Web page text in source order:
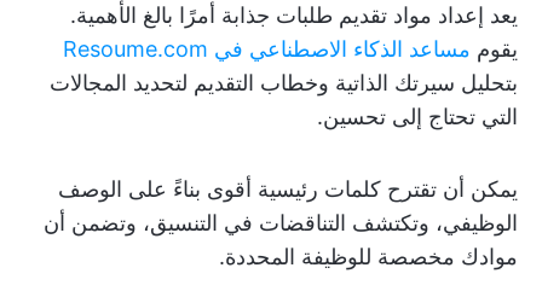
يعد إعداد مواد تقديم طلبات جذابة أمرًا بالغ الأهمية.
يقوم مساعد الذكاء الاصطناعي في Resoume.com
بتحليل سيرتك الذاتية وخطاب التقديم لتحديد المجالات
التي تحتاج إلى تحسين.
يمكن أن تقترح كلمات رئيسية أقوى بناءً على الوصف
الوظيفي، وتكتشف التناقضات في التنسيق، وتضمن أن
موادك مخصصة للوظيفة المحددة.